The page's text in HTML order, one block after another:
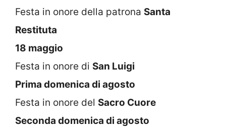
Festa in onore della patrona Santa
Restituta
18 maggio
Festa in onore di San Luigi
Prima domenica di agosto
Festa in onore del Sacro Cuore
Seconda domenica di agosto